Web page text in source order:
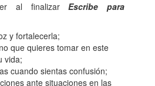
al finalizarEscribe para
y fortalecerla;
que quieres tomar en este
vida;
cuando sientas confusión;
ante situaciones en las